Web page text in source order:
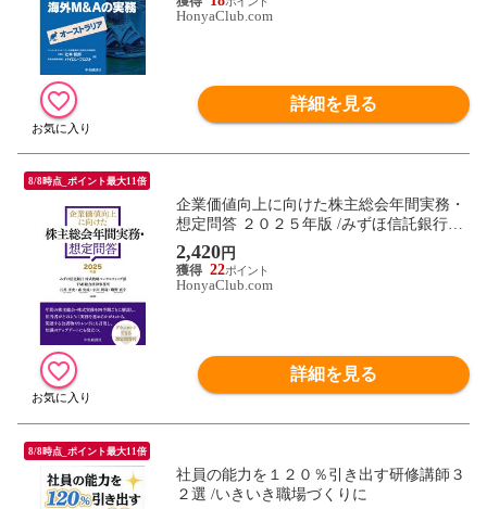
HonyaClub.com
詳細を見る
8/8時点_ポイント最大11倍
企業価値向上に向けた株主総会年間実務・
想定問答 ２０２５年版 /みずほ信託銀行株
式戦 ＴＭＩ総合法律事務所 石井孝史
2,420円
22
HonyaClub.com
詳細を見る
8/8時点_ポイント最大11倍
社員の能力を１２０％引き出す研修講師３
２選 /いきいき職場づくりに